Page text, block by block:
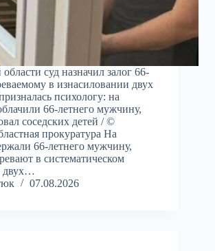
суд назначил залог 66-
в изнасиловании двух
психологу: на
66-летнего мужчину,
соседских детей / ©
прокуратура На
66-летнего мужчину,
в систематическом
двух…
07.08.2026